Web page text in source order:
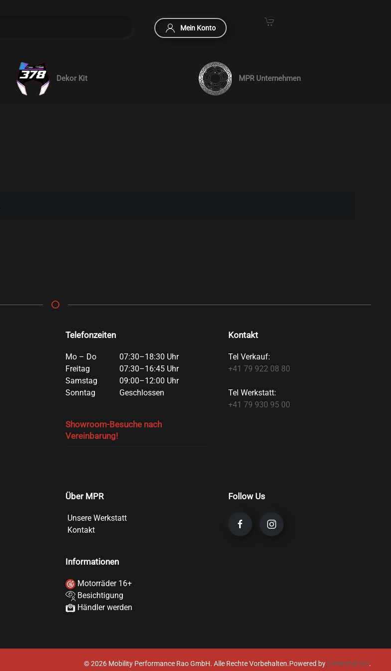
Mein Konto
Dekor Kit MPR Unternehmen
Kontakt
Tel Verkauf:
+41 79 922 08 80
Tel Werkstatt:
+41 79 930 95 00
Telefonzeiten
Mo – Do
07:30–18:30 Uhr
Freitag
07:30–16:45 Uhr
Samstag
09:00–12:00 Uhr
Sonntag
Geschlossen
Showroom-Besuche nach
Vereinbarung!
Über MPR
Unsere Werkstatt
Kontakt
Informationen
Motorräder 16+
Besichtigung
Händler werden
Follow Us
©2026 Mobility Performance Rao GmbH. Alle Rechte Vorbehalten.Powered by Lieferchef AG.